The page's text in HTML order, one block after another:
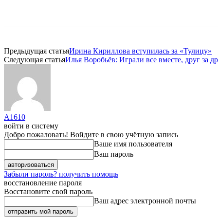
Предыдущая статьяИрина Кириллова вступилась за «Тулицу»
Следующая статьяИлья Воробьёв: Играли все вместе, друг за
A1610
войти в систему
Добро пожаловать! Войдите в свою учётную запись
Ваше имя пользователя
Ваш пароль
Забыли пароль? получить помощь
восстановление пароля
Восстановите свой пароль
Ваш адрес электронной почты